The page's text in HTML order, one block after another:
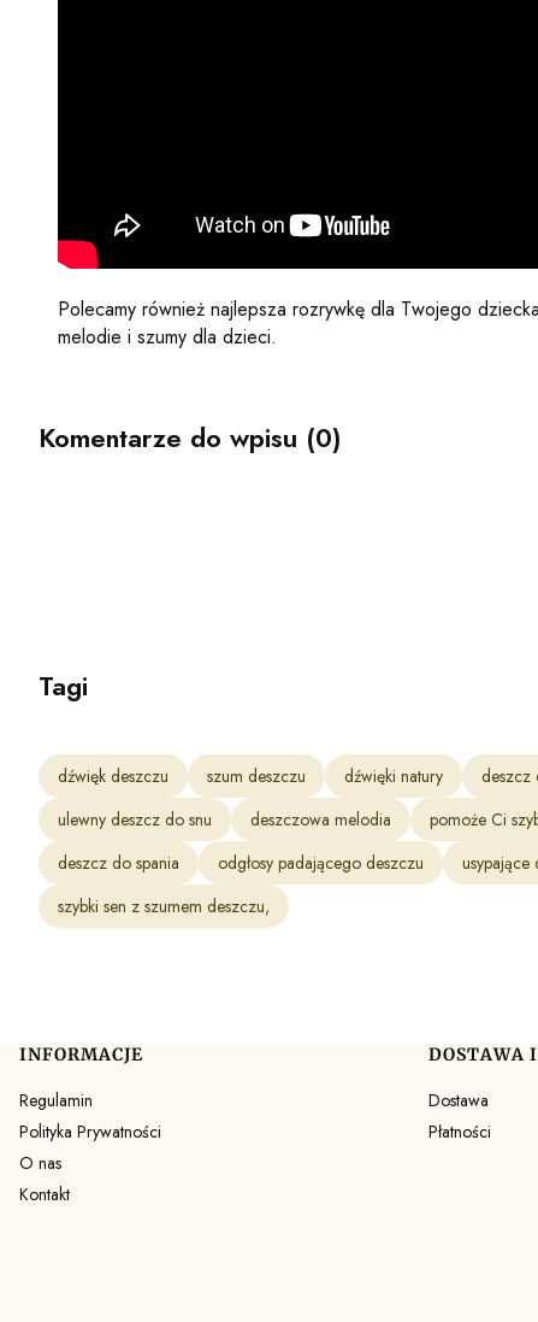
Polecamy również najlepsza rozrywkę dla Twojego
melodie i szumy dla dzieci.
Komentarze do wpisu (0)
Tagi
dźwięk deszczu szum deszczu dźwięki natury deszcz
ulewny deszcz do snu
deszczowa melodia pomoże Ci
deszcz do spania
odgłosy padającego deszczu usypające
szybki sen z szumem deszczu,
Linki w stopce
INFORMACJE
Regulamin
Polityka Prywatności
O nas
Kontakt
DOSTAWA
Dostawa
Płatności